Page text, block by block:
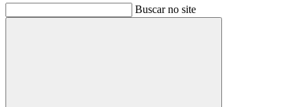
Buscar no site